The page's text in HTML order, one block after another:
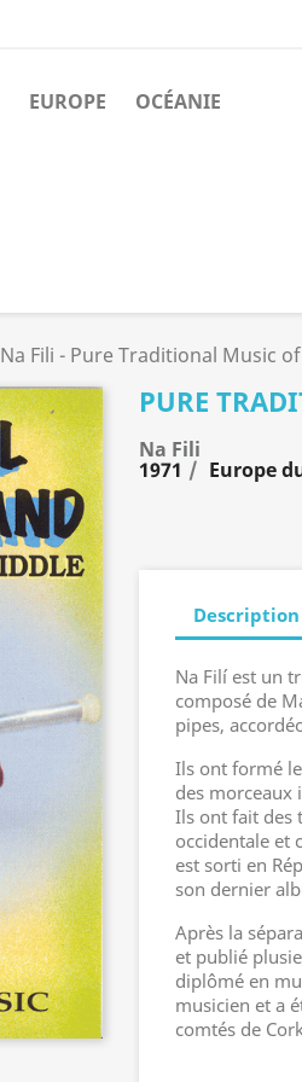
EUROPE OCÉANIE
Na Fili - Pure Traditional Music
PURE
Na Fili
1971 Europe
Description
Na Filí est un
composé de
pipes,
Ils ont formé
des morceaux
Ils ont fait des
occidentale et
est sorti en
son dernier
Après la
et publié
diplômé en
musicien et a
comtés de